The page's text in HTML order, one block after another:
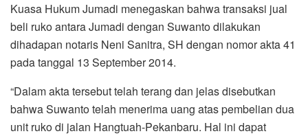
Kuasa Hukum Jumadi menegaskan bahwa transaksi jual
beli ruko antara Jumadi dengan Suwanto dilakukan
dihadapan notaris Neni Sanitra, SH dengan nomor akta 41
pada tanggal 13 September 2014.
“Dalam akta tersebut telah terang dan jelas disebutkan
bahwa Suwanto telah menerima uang atas pembelian dua
unit ruko di jalan Hangtuah-Pekanbaru. Hal ini dapat